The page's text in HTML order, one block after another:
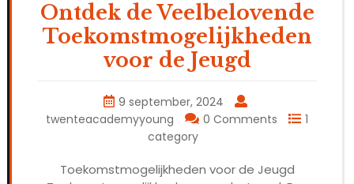
Ontdek de Veelbelovende
Toekomstmogelijkheden
voor de Jeugd
9 september, 2024
twenteacademyyoung
0 Comments
1
category
Toekomstmogelijkheden voor de Jeugd